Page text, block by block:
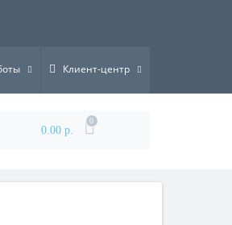
Клиент-центр
0.00 р.
0